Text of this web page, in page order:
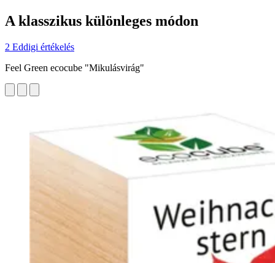
A klasszikus különleges módon
2 Eddigi értékelés
Feel Green ecocube "Mikulásvirág"